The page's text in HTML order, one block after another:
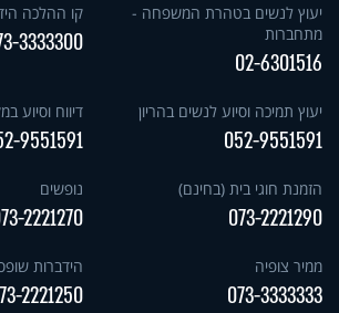
יעוץ לנשים בטהרת המשפחה -
מתחברות
02-6301516
קו ההלכה
3333300
יעוץ תמיכה וסיוע לנשים בהריון
052-9551591
דיווח וסיוע
9551591
הזמנת חוגי בית (בחינם)
073-2221290
נופשים
2221270
ממיר צופיה
073-3333333
הידברות
2221250